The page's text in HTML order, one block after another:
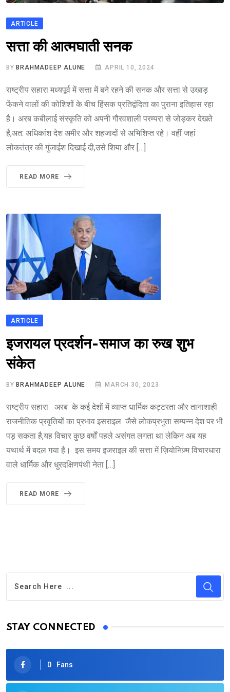
ARTICLE
सत्ता की आत्मघाती सनक
BYBRAHMADEEP ALUNE APRIL 10, 2024
राष्ट्रीय सहारा मध्यपूर्व में सत्ता में बने रहने की सनक और सत्ता से उखाड़
फेंकने वालों की कोशिशों के बीच हिंसक प्रतिद्वंदिता का पुराना इतिहास रहा
है। अरब कबीलाई संस्कृति को अपनी गौरवशाली परम्परा से जोड़कर देखते
है,अत: अधिकांश देश अमीर और शहजादों से अभिशिप्त रहे। वहीं जहां
लोकतंत्र की गुंजाईश दिखाई दी,उसे शिया और […]
READ MORE
ARTICLE
इजरायल प्रदर्शन-समाज का रुख शुभ
संकेत
BYBRAHMADEEP ALUNE MARCH 30, 2023
राष्ट्रीय सहारा अरब के कई देशों में व्याप्त धार्मिक कट्टरता और तानाशाही
राजनीतिक प्रवृतियों का प्रभाव इसराइल जैसे लोकप्रभुता सम्पन्न देश पर भी
पड़ सकता है,यह विचार कुछ वर्षों पहले असंगत लगता था लेकिन अब यह
यथार्थ में बदल गया है। इस समय इजराइल की सत्ता में ज़ियोनिज़्म विचारधारा
वाले धार्मिक और धुरदक्षिणपंथी नेता […]
READ MORE
STAY CONNECTED
0 Fans